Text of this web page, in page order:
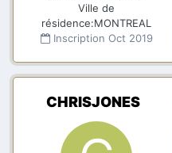
Ville de
résidence:MONTREAL
Inscription Oct 2019
CHRISJONES